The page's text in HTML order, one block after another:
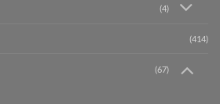
(4)
(414)
(67)